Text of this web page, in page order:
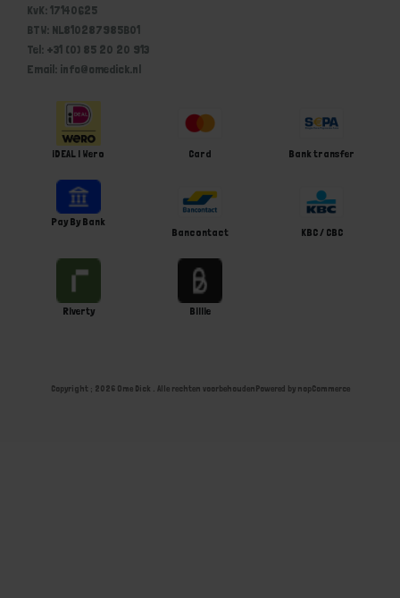
KvK: 17140625
BTW: NL810287985B01
Tel: +31 (0) 85 20 20 913
Email: info@omedick.nl
iDEAL | Wero Card Bank transfer
Pay By Bank
Bancontact
KBC / CBC
Riverty Billie
Copyright ; 2026 Ome Dick . Alle rechten voorbehoudenPowered by nopCommerce